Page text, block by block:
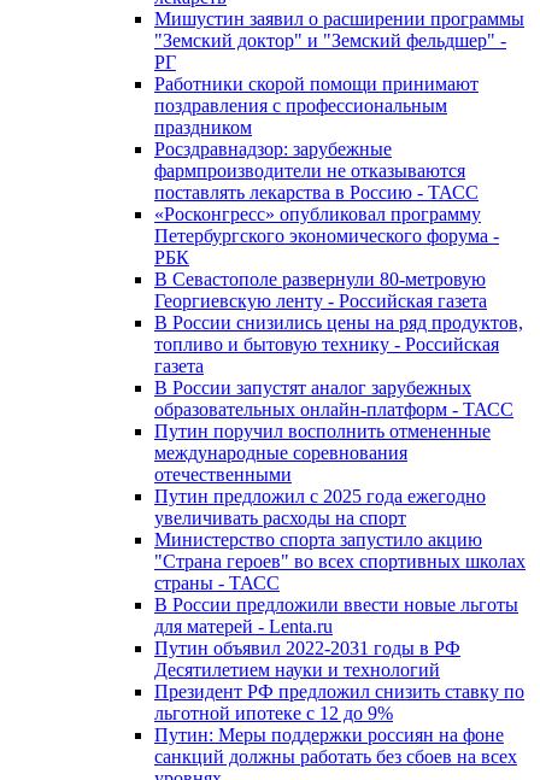
Мишустин заявил о расширении программы
"Земский доктор" и "Земский фельдшер" -
РГ
Работники скорой помощи принимают
поздравления с профессиональным
праздником
Росздравнадзор: зарубежные
фармпроизводители не отказываются
поставлять лекарства в Россию - ТАСС
«Росконгресс» опубликовал программу
Петербургского экономического форума -
РБК
В Севастополе развернули 80-метровую
Георгиевскую ленту - Российская газета
В России снизились цены на ряд продуктов,
топливо и бытовую технику - Российская
газета
В России запустят аналог зарубежных
образовательных онлайн-платформ - ТАСС
Путин поручил восполнить отмененные
международные соревнования
отечественными
Путин предложил с 2025 года ежегодно
увеличивать расходы на спорт
Министерство спорта запустило акцию
"Страна героев" во всех спортивных школах
страны - ТАСС
В России предложили ввести новые льготы
для матерей - Lenta.ru
Путин объявил 2022-2031 годы в РФ
Десятилетием науки и технологий
Президент РФ предложил снизить ставку по
льготной ипотеке с 12 до 9%
Путин: Меры поддержки россиян на фоне
санкций должны работать без сбоев на всех